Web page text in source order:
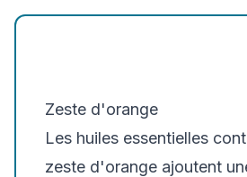
Zeste d'orange
Les huiles essentielles
zeste d'orange ajoutent